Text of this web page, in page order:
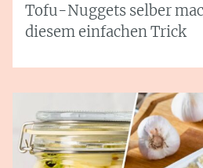
Tofu-Nuggets selber
diesem einfachen Trick